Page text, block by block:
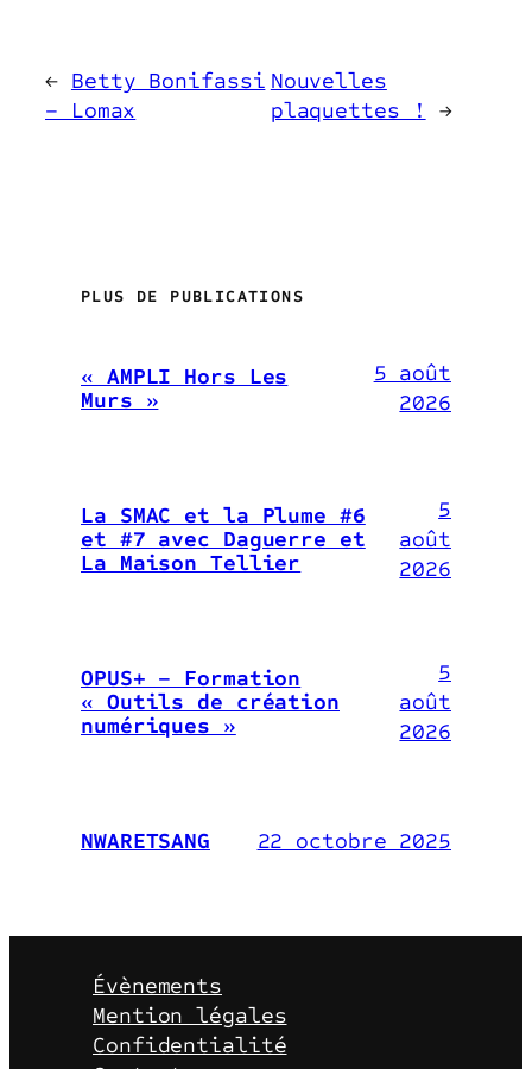
← Betty Bonifassi
– Lomax
Nouvelles
plaquettes !
→
PLUS DE PUBLICATIONS
« AMPLI Hors Les
Murs »
5 août
2026
La SMAC et la Plume #6
et #7 avec Daguerre et
La Maison Tellier
5
août
2026
OPUS+ – Formation
« Outils de création
numériques »
5
août
2026
NWARETSANG 22 octobre 2025
Évènements
Mention légales
Confidentialité